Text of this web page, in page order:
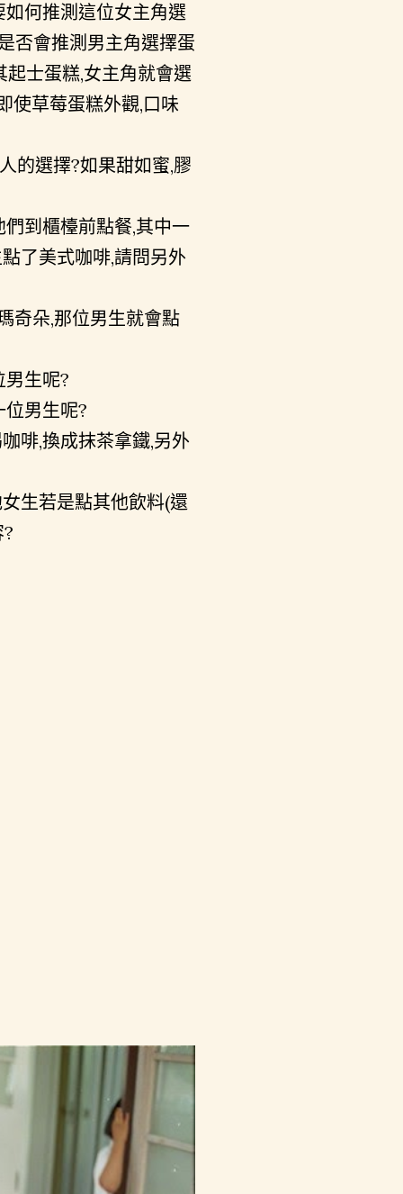
何推測這位女主角選
否會推測男主角選擇蛋
士蛋糕,女主角就會選
使草莓蛋糕外觀,口味
的選擇?如果甜如蜜,膠
到櫃檯前點餐,其中一
了美式咖啡,請問另外
奇朵,那位男生就會點
男生呢?
男生呢?
啡,換成抹茶拿鐵,另外
生若是點其他飲料(還